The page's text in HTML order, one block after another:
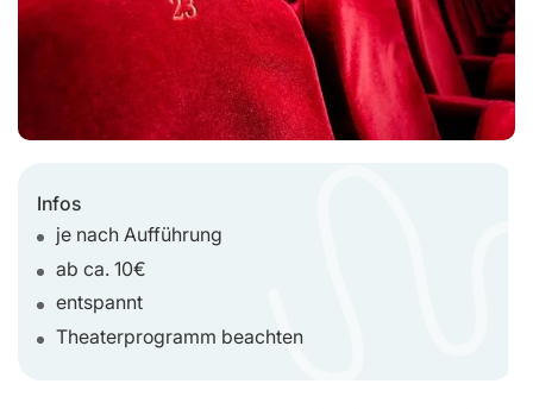
Infos
je nach Aufführung
ab ca. 10€
entspannt
Theaterprogramm beachten